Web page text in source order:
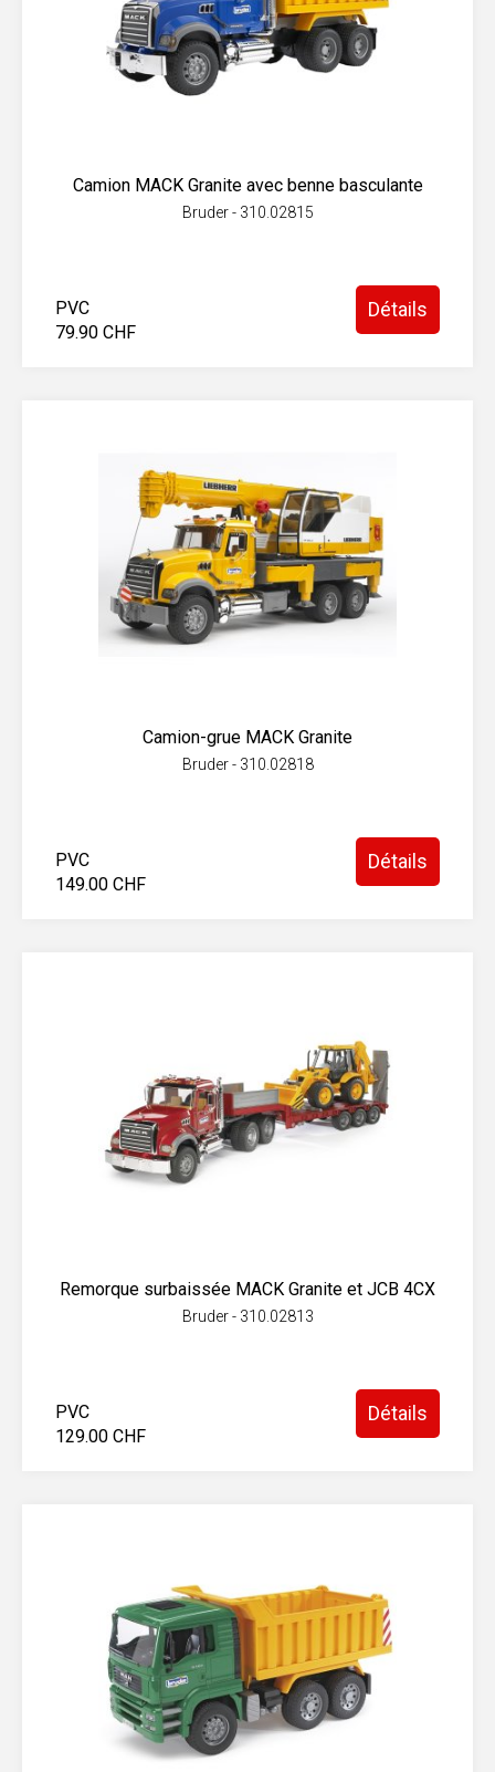
Camion MACK Granite avec benne basculante
Bruder - 310.02815
PVC
79.90 CHF
Détails
Camion-grue MACK Granite
Bruder - 310.02818
PVC
149.00 CHF
Détails
Remorque surbaissée MACK Granite et JCB 4CX
Bruder - 310.02813
PVC
129.00 CHF
Détails